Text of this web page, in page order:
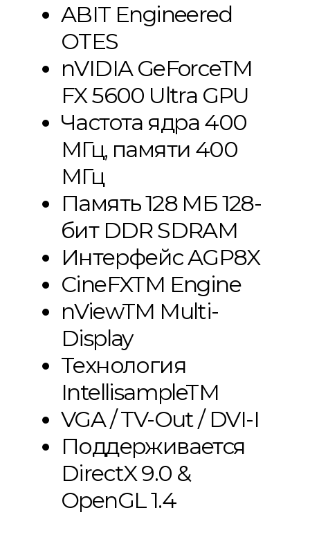
ABIT Engineered
OTES
nVIDIA GeForceTM
FX 5600 Ultra GPU
Частота ядра 400
МГц, памяти 400
МГц
Память 128 МБ 128-
бит DDR SDRAM
Интерфейс AGP8X
CineFXTM Engine
nViewTM Multi-
Display
Технология
IntellisampleTM
VGA / TV-Out / DVI-I
Поддерживается
DirectX 9.0 &
OpenGL 1.4